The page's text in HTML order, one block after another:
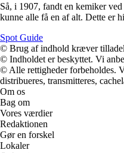
Så, i 1907, fandt en kemiker
kunne alle få en af alt. Dette er
Spot Guide
© Brug af indhold kræver
© Indholdet er beskyttet. Vi
© Alle rettigheder forbeholdes.
distribueres, transmitteres,
Om os
Bag om
Vores værdier
Redaktionen
Gør en forskel
Lokaler